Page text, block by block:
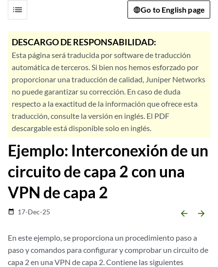
list Go to English page
DESCARGO DE RESPONSABILIDAD:
Esta página será traducida por software de traducción
automática de terceros. Si bien nos hemos esforzado por
proporcionar una traducción de calidad, Juniper Networks
no puede garantizar su corrección. En caso de duda
respecto a la exactitud de la información que ofrece esta
traducción, consulte la versión en inglés. El PDF
descargable está disponible solo en inglés.
Ejemplo: Interconexión de un
circuito de capa 2 con una
VPN de capa 2
date_range 17-Dec-25 arrow_backward arrow_forward
En este ejemplo, se proporciona un procedimiento paso a
paso y comandos para configurar y comprobar un circuito de
capa 2 en una VPN de capa 2. Contiene las siguientes